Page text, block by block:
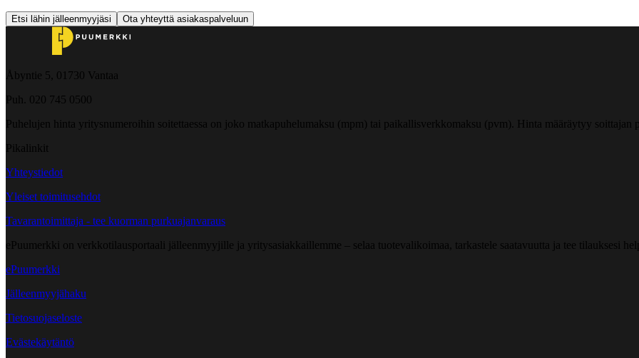
Etsi lähin jälleenmyyjäsi Ota yhteyttä asiakaspalveluun
Åbyntie 5, 01730 Vantaa
Puh. 020 745 0500
Puhelujen hinta yritysnumeroihin soitettaessa on joko matkapuhelumaksu (mpm) tai paikallisverkkomaksu (pvm). Hinta määräytyy soittajan
Pikalinkit
Yhteystiedot
Yleiset toimitusehdot
Tavarantoimittaja - tee kuorman purkuajanvaraus
ePuumerkki on verkkotilausportaali jälleenmyyjille ja yritysasiakkaillemme – selaa tuotevalikoimaa, tarkastele saatavuutta ja tee tilauksesi
ePuumerkki
Jälleenmyyjähaku
Tietosuojaseloste
Evästekäytäntö